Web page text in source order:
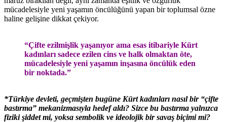
mücadelesiyle yeni yaşamın öncülüğünü yapan bir toplumsal özne
haline gelişine dikkat çekiyor.
“Çifte ezilmişlik yaşanıyor ama esas itibariyle Kürt
kadınları sadece ezilen cins ve halk olmaktan öte,
mücadelesiyle yeni yaşamın inşasına öncülük eden
bir noktada.”
*Türkiye devleti, geçmişten bugüne Kürt kadınları nasıl bir “çifte
bastırma” mekanizmasıyla hedef aldı? Sizce bu bastırma yalnızca
fiziki şiddet mi, yoksa sembolik ve ideolojik bir savaş biçimi mi?